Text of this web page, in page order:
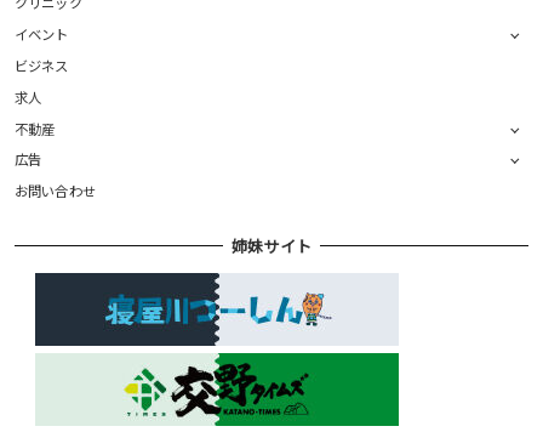
イベント
ビジネス
求人
不動産
広告
お問い合わせ
姉妹サイト